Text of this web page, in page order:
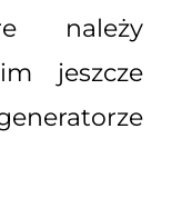
należy
jeszcze